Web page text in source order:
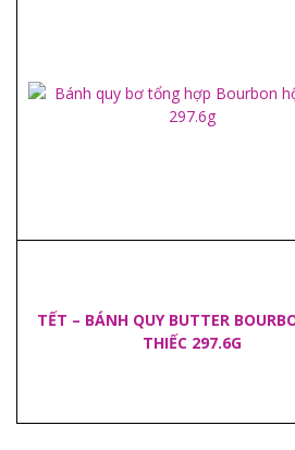
TẾT – BÁNH QUY BUTTER
THIẾC 297.6G